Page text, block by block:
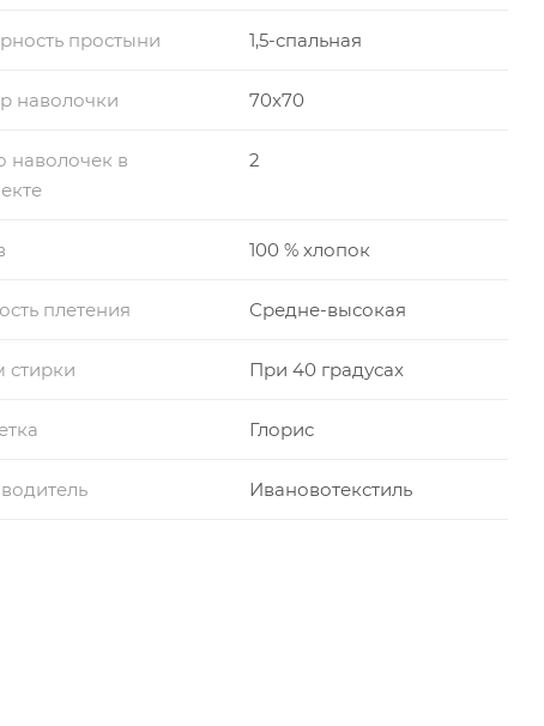
простыни 1,5-спальная
наволочки 70x70
наволочек в
2
100 % хлопок
плетения Средне-высокая
стирки При 40 градусах
Глорис
Ивановотекстиль